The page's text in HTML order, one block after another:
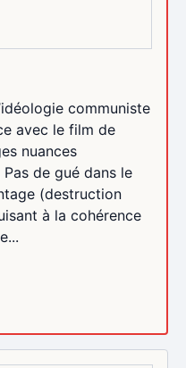
communiste
avec le film de
nuances
de gué dans le
(destruction
à la cohérence